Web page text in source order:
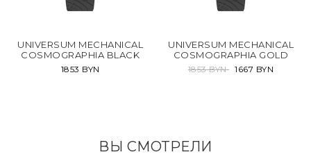
UNIVERSUM MECHANICAL
COSMOGRAPHIA BLACK
1853 BYN
UNIVERSUM MECHANICAL
COSMOGRAPHIA GOLD
1853 BYN 1667 BYN
ВЫ СМОТРЕЛИ